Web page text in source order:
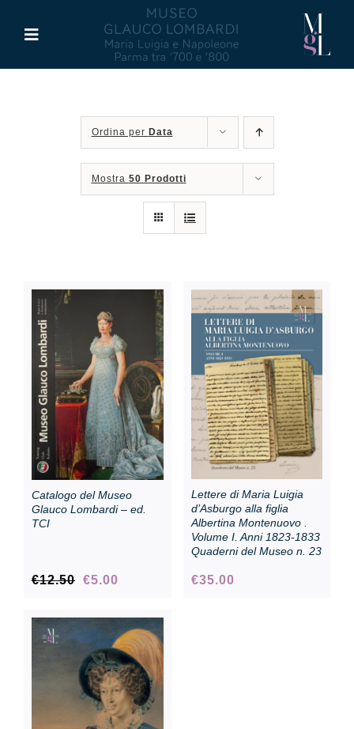
contenuto
Toggle
Maria Luigia d’Asburgo
Attività
Pubblicazioni
Collezione
Contatti e biglietti
Accessibilità
Ordina per Data
Mostra 50 Prodotti
Catalogo del Museo
Glauco Lombardi – ed.
TCI
€12.50 Il
era:
€12.50.
€5.00
è:
€5.00.
Lettere di Maria Luigia
d’Asburgo alla figlia
Albertina Montenuovo .
Volume I. Anni 1823-1833
Quaderni del Museo n. 23
€35.00